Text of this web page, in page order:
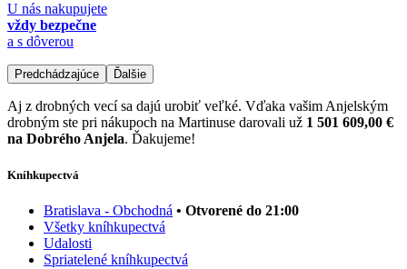
U nás nakupujete
vždy bezpečne
a s dôverou
Predchádzajúce Ďalšie
Aj z drobných vecí sa dajú urobiť veľké. Vďaka vašim Anjelským
drobným ste pri nákupoch na Martinuse darovali už 1 501 609,00 €
na Dobrého Anjela. Ďakujeme!
Kníhkupectvá
Bratislava - Obchodná • Otvorené do 21:00
Všetky kníhkupectvá
Udalosti
Spriatelené kníhkupectvá